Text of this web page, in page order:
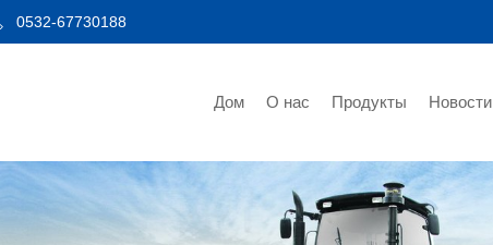
0532-67730188
Дом О нас Продукты Новости